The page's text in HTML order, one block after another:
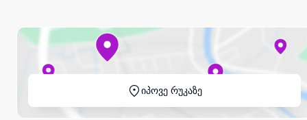
იპოვე რუკაზე